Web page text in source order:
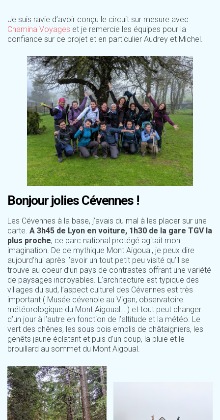
Je suis ravie d’avoir conçu le circuit sur mesure avec
Chamina Voyages et je remercie les équipes pour la
confiance sur ce projet et en particulier Audrey et Michel.
Bonjour jolies Cévennes !
Les Cévennes à la base, j’avais du mal à les placer sur une
carte. A 3h45 de Lyon en voiture, 1h30 de la gare TGV la
plus proche, ce parc national protégé agitait mon
imagination. De ce mythique Mont Aigoual, je peux dire
aujourd’hui après l’avoir un tout petit peu visité qu’il se
trouve au coeur d’un pays de contrastes offrant une variété
de paysages incroyables. L’architecture est typique des
villages du sud, l’aspect culturel des Cévennes est très
important ( Musée cévenole au Vigan, observatoire
météorologique du Mont Aigoual… ) et tout peut changer
d’un jour à l’autre en fonction de l’altitude et la météo. Le
vert des chênes, les sous bois emplis de châtaigniers, les
genêts jaune éclatant et puis d’un coup, la pluie et le
brouillard au sommet du Mont Aigoual.